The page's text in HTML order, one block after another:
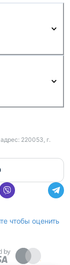
220053, г.
чтобы оценить